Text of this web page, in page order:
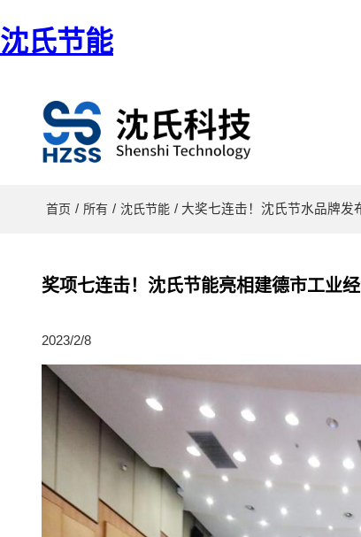
沈氏节能
首页 / 所有 / 沈氏节能 / 大奖七连击！沈氏节水品牌发
奖项七连击！沈氏节能亮相建德市工业
2023/2/8